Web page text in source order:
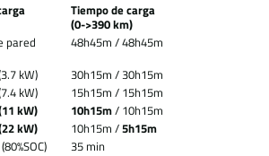
Tiempo de carga
(0->390 km)
pared
48h45m / 48h45m
kW)
30h15m / 30h15m
kW)
15h15m / 15h15m
kW)
10h15m/ 10h15m
kW)
10h15m /5h15m
35 min